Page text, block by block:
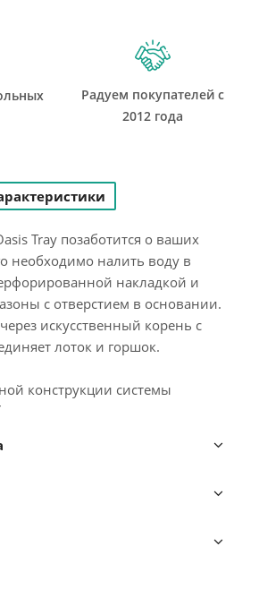
Радуем покупателей с
2012 года
Tray позаботится о ваших
необходимо налить воду в
накладкой и
с отверстием в основании.
искусственный корень с
лоток и горшок.
конструкции системы
самостоятельно увлажняться,
не входят.